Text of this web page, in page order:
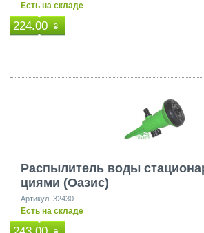
Есть на складе
224.00 ₴
Распылитель воды
циями (Оазис)
Артикул: 32430
Есть на складе